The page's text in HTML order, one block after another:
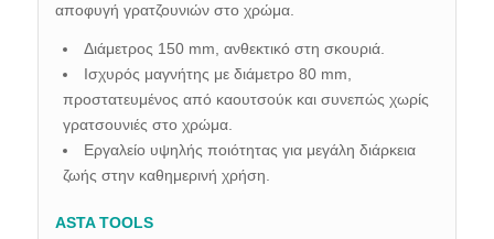
αποφυγή γρατζουνιών στο χρώμα.
Διάμετρος 150 mm, ανθεκτικό στη σκουριά.
Ισχυρός μαγνήτης με διάμετρο 80 mm,
προστατευμένος από καουτσούκ και συνεπώς χωρίς
γρατσουνιές στο χρώμα.
Εργαλείο υψηλής ποιότητας για μεγάλη διάρκεια
ζωής στην καθημερινή χρήση.
ASTA TOOLS